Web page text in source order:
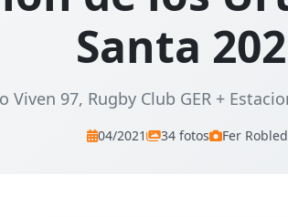
Santa
Viven 97, Rugby Club GER +
04/2021 34 fotos Fer